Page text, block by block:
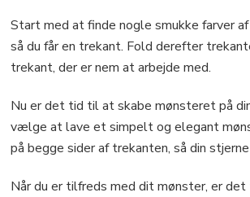
Start med at finde nogle smukke farver
så du får en trekant. Fold derefter
trekant, der er nem at arbejde med.
Nu er det tid til at skabe mønsteret på
vælge at lave et simpelt og elegant
på begge sider af trekanten, så din
Når du er tilfreds med dit mønster, er